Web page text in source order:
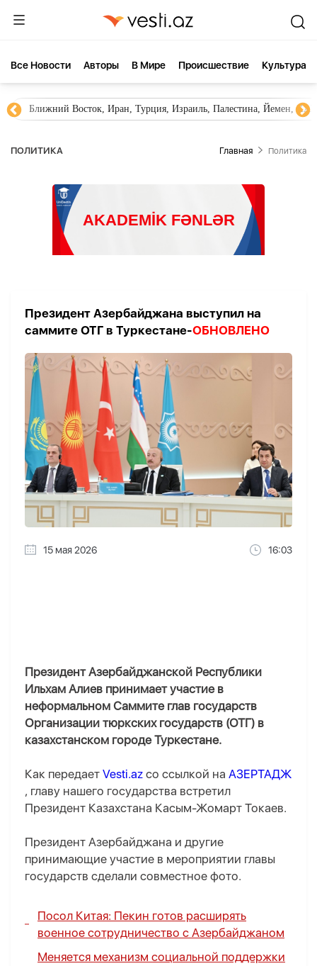
Все Новости Aвторы В Мире Происшествие Культура
Ближний Восток, Иран, Турция, Израиль, Палестина, Йемен,
ПОЛИТИКА Главная Политика
Президент Азербайджана выступил на
саммите ОТГ в Туркестане-ОБНОВЛЕНО
15 мая 2026 16:03
Президент Азербайджанской Республики
Ильхам Алиев принимает участие в
неформальном Саммите глав государств
Организации тюркских государств (ОТГ) в
казахстанском городе Туркестане.
Как передает Vesti.az со ссылкой на АЗЕРТАДЖ
, главу нашего государства встретил
Президент Казахстана Касым-Жомарт Токаев.
Президент Азербайджана и другие
принимающие участие в мероприятии главы
государств сделали совместное фото.
Посол Китая: Пекин готов расширять
военное сотрудничество с Азербайджаном
Меняется механизм социальной поддержки